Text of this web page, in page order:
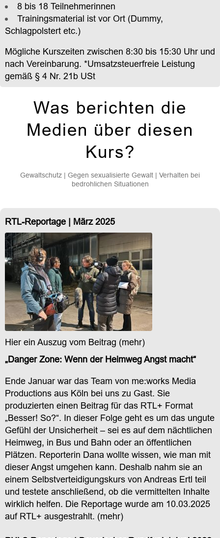
8 bis 18 Teilnehmerinnen
Trainingsmaterial ist vor Ort (Dummy,
Schlagpolstert etc.)
Mögliche Kurszeiten zwischen 8:30 bis 15:30 Uhr und
nach Vereinbarung. *Umsatzsteuerfreie Leistung
gemäß § 4 Nr. 21b USt
Was berichten die
Medien über diesen
Kurs?
Gewaltschutz | Gegen sexualisierte Gewalt | Verhalten bei
bedrohlichen Situationen
RTL-Reportage | März 2025
Hier ein Auszug vom Beitrag (mehr)
„Danger Zone: Wenn der Heimweg Angst macht“
Ende Januar war das Team von me:works Media
Productions aus Köln bei uns zu Gast. Sie
produzierten einen Beitrag für das RTL+ Format
„Besser! So?“. In dieser Folge geht es um das ungute
Gefühl der Unsicherheit – sei es auf dem nächtlichen
Heimweg, in Bus und Bahn oder an öffentlichen
Plätzen. Reporterin Dana wollte wissen, wie man mit
dieser Angst umgehen kann. Deshalb nahm sie an
einem Selbstverteidigungskurs von Andreas Ertl teil
und testete anschließend, ob die vermittelten Inhalte
wirklich helfen. Die Reportage wurde am 10.03.2025
auf RTL+ ausgestrahlt. (mehr)